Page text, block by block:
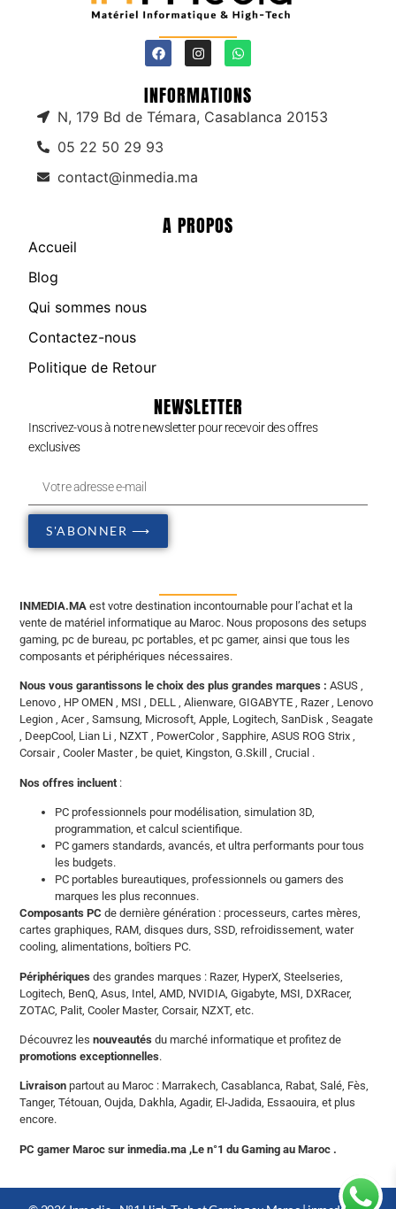
INFORMATIONS
N, 179 Bd de Témara, Casablanca 20153
05 22 50 29 93
contact@inmedia.ma
A PROPOS
Accueil
Blog
Qui sommes nous
Contactez-nous
Politique de Retour
NEWSLETTER
Inscrivez-vous à notre newsletter pour recevoir des offres
exclusives
S'ABONNER ⟶
INMEDIA.MA est votre destination incontournable pour l’achat et la
vente de matériel informatique au Maroc. Nous proposons des setups
gaming, pc de bureau, pc portables, et pc gamer, ainsi que tous les
composants et périphériques nécessaires.
Nous vous garantissons le choix des plus grandes marques : ASUS ,
Lenovo , HP OMEN , MSI , DELL , Alienware, GIGABYTE , Razer , Lenovo
Legion , Acer , Samsung, Microsoft, Apple, Logitech, SanDisk , Seagate
, DeepCool, Lian Li , NZXT , PowerColor , Sapphire, ASUS ROG Strix ,
Corsair , Cooler Master , be quiet, Kingston, G.Skill , Crucial .
Nos offres incluent :
PC professionnels pour modélisation, simulation 3D,
programmation, et calcul scientifique.
PC gamers standards, avancés, et ultra performants pour tous
les budgets.
PC portables bureautiques, professionnels ou gamers des
marques les plus reconnues.
Composants PC de dernière génération : processeurs, cartes mères,
cartes graphiques, RAM, disques durs, SSD, refroidissement, water
cooling, alimentations, boîtiers PC.
Périphériques des grandes marques : Razer, HyperX, Steelseries,
Logitech, BenQ, Asus, Intel, AMD, NVIDIA, Gigabyte, MSI, DXRacer,
ZOTAC, Palit, Cooler Master, Corsair, NZXT, etc.
Découvrez lesnouveautés du marché informatique et profitez de
promotions exceptionnelles.
Livraison partout au Maroc : Marrakech, Casablanca, Rabat, Salé, Fès,
Tanger, Tétouan, Oujda, Dakhla, Agadir, El-Jadida, Essaouira, et plus
encore.
PC gamer Maroc sur inmedia.ma ,Le n°1 du Gaming au Maroc .